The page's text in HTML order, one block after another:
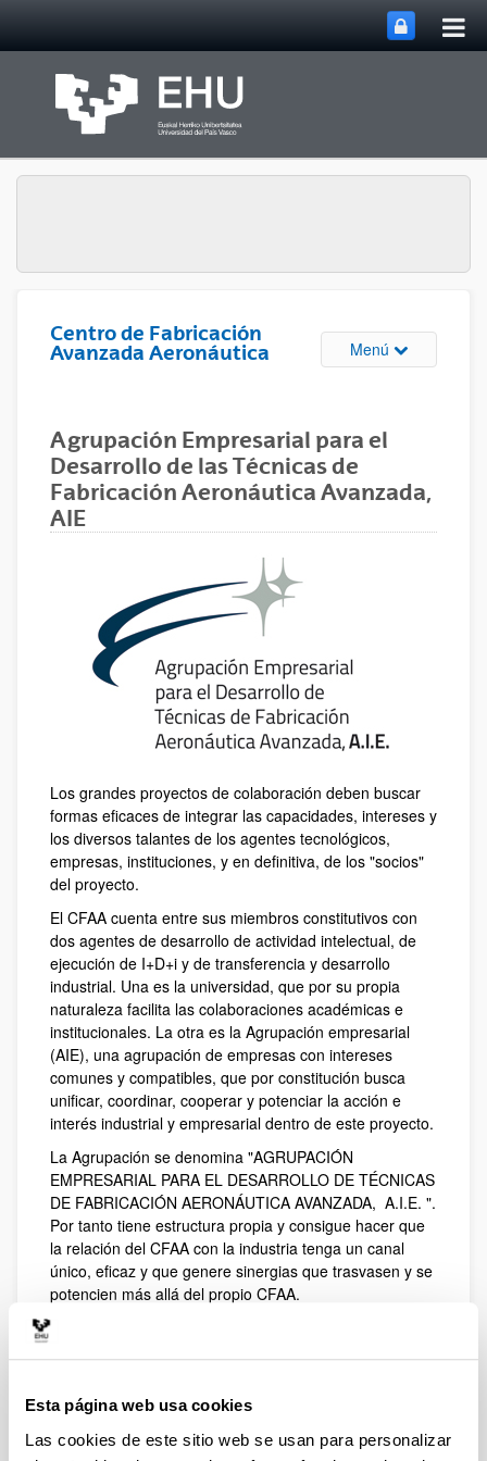
Esta página web usa cookies
Las cookies de este sitio web se usan para personalizar
Centro de Fabricación
Avanzada Aeronáutica
Menú Abrir/cerrar
Agrupación Empresarial para el
Desarrollo de las Técnicas de
Fabricación Aeronáutica Avanzada,
AIE
Los grandes proyectos de colaboración deben buscar
formas eficaces de integrar las capacidades, intereses y
los diversos talantes de los agentes tecnológicos,
empresas, instituciones, y en definitiva, de los "socios"
del proyecto.
El CFAA cuenta entre sus miembros constitutivos con
dos agentes de desarrollo de actividad intelectual, de
ejecución de I+D+i y de transferencia y desarrollo
industrial. Una es la universidad, que por su propia
naturaleza facilita las colaboraciones académicas e
institucionales. La otra es la Agrupación empresarial
(AIE), una agrupación de empresas con intereses
comunes y compatibles, que por constitución busca
unificar, coordinar, cooperar y potenciar la acción e
interés industrial y empresarial dentro de este proyecto.
La Agrupación se denomina "AGRUPACIÓN
EMPRESARIAL PARA EL DESARROLLO DE TÉCNICAS
DE FABRICACIÓN AERONÁUTICA AVANZADA, A.I.E. ".
Por tanto tiene estructura propia y consigue hacer que
la relación del CFAA con la industria tenga un canal
único, eficaz y que genere sinergias que trasvasen y se
potencien más allá del propio CFAA.
Por otra parte ser "miembros de la AIE" implica de
tangibles en los proyectos que el centro ejecuta.
No hay mejor resumen que el objeto de la agrupación: